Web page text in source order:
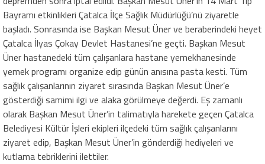
Bayramı etkinlikleri Çatalca İlçe Sağlık Müdürlüğü’nü ziyaretle
başladı. Sonrasında ise Başkan Mesut Üner ve beraberindeki heyet
Çatalca İlyas Çokay Devlet Hastanesi’ne geçti. Başkan Mesut
Üner hastanedeki tüm çalışanlara hastane yemekhanesinde
yemek programı organize edip günün anısına pasta kesti. Tüm
sağlık çalışanlarının ziyaret sırasında Başkan Mesut Üner’e
gösterdiği samimi ilgi ve alaka görülmeye değerdi. Eş zamanlı
olarak Başkan Mesut Üner’in talimatıyla harekete geçen Çatalca
Belediyesi Kültür İşleri ekipleri ilçedeki tüm sağlık çalışanlarını
ziyaret edip, Başkan Mesut Üner’in gönderdiği hediyeleri ve
kutlama tebriklerini ilettiler.